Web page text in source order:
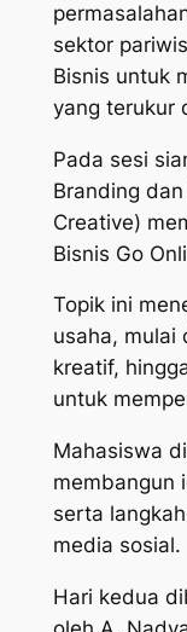
sektor
Bisnis untuk
yang terukur
Pada sesi
Branding
Creative)
Bisnis Go
Topik ini
usaha, mulai
kreatif,
untuk
Mahasiswa
membangun
serta
media sosial.
Hari kedua